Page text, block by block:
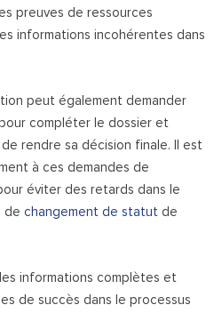
preuves de ressources
informations incohérentes dans
peut également demander
compléter le dossier et
rendre sa décision finale. Il est
à ces demandes de
éviter des retards dans le
de changement de statut de
informations complètes et
de succès dans le processus